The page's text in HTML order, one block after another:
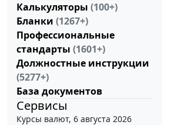
Калькуляторы (100+)
Бланки (1267+)
Профессиональные
стандарты (1601+)
Должностные инструкции
(5277+)
База документов
Сервисы
Курсы валют, 6 августа 2026